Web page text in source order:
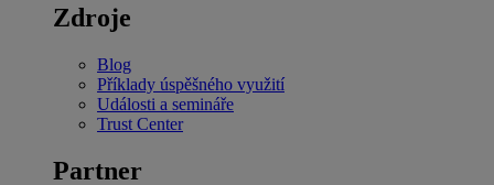
Zdroje
Blog
Příklady úspěšného využití
Události a semináře
Trust Center
Partner